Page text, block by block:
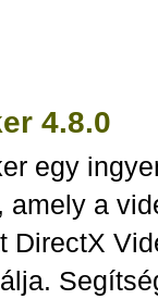
4.8.0
egy
amely a
DirectX